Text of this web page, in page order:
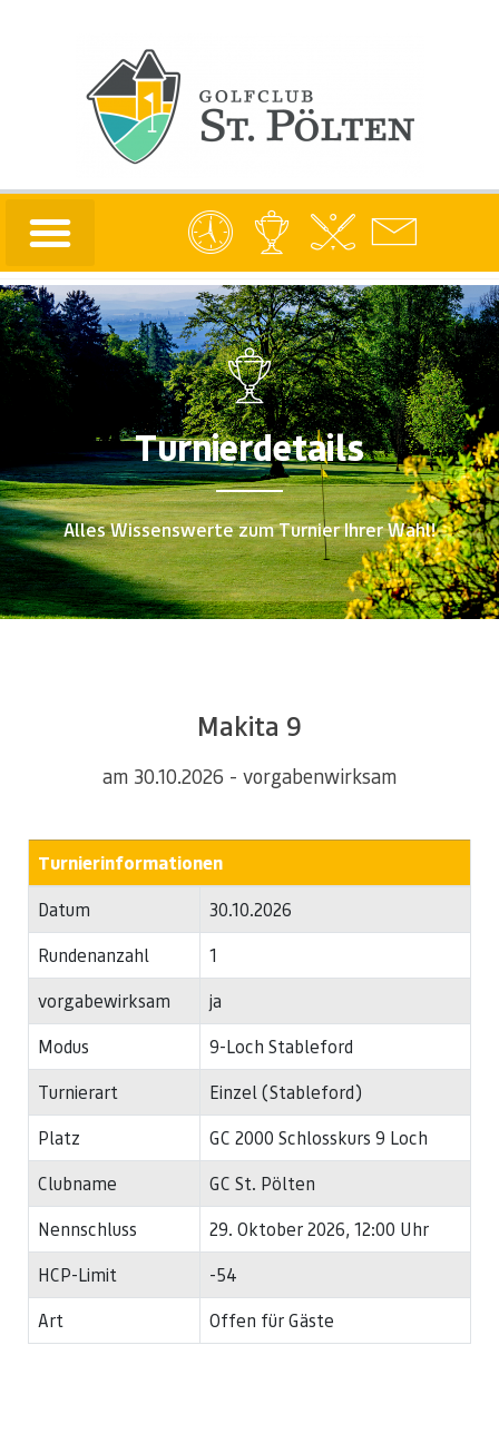
Turnierdetails
Alles Wissenswerte zum Turnier Ihrer Wahl!
Makita 9
am 30.10.2026 - vorgabenwirksam
Turnierinformationen
Datum
30.10.2026
Rundenanzahl
1
vorgabewirksam
ja
Modus
9-Loch Stableford
Turnierart
Einzel (Stableford)
Platz
GC 2000 Schlosskurs 9 Loch
Clubname
GC St. Pölten
Nennschluss
29. Oktober 2026, 12:00 Uhr
HCP-Limit
-54
Art
Offen für Gäste